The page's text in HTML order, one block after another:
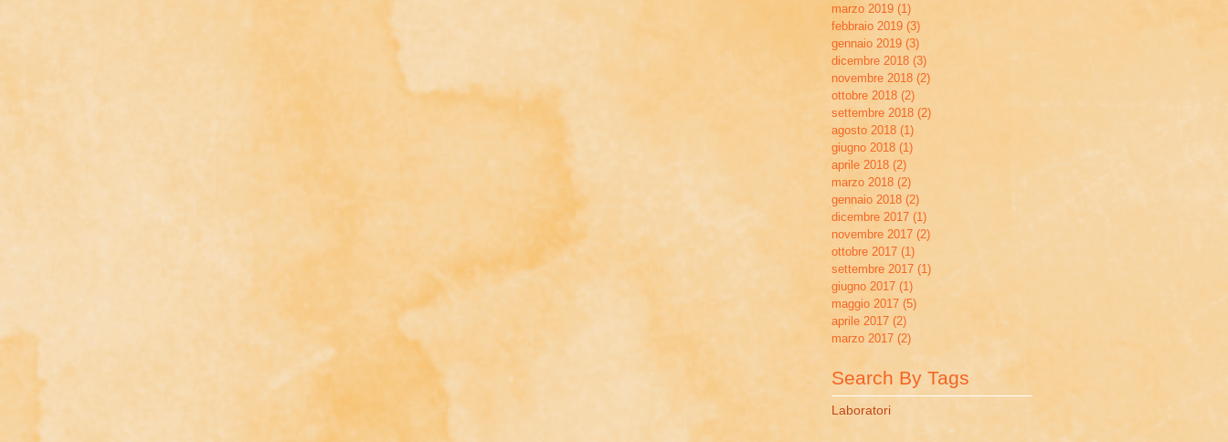
marzo 2019 (1)
febbraio 2019 (3)
gennaio 2019 (3)
dicembre 2018 (3)
novembre 2018 (2)
ottobre 2018 (2)
settembre 2018 (2)
agosto 2018 (1)
giugno 2018 (1)
aprile 2018 (2)
marzo 2018 (2)
gennaio 2018 (2)
dicembre 2017 (1)
novembre 2017 (2)
ottobre 2017 (1)
settembre 2017 (1)
giugno 2017 (1)
maggio 2017 (5)
aprile 2017 (2)
marzo 2017 (2)
Search By Tags
Laboratori